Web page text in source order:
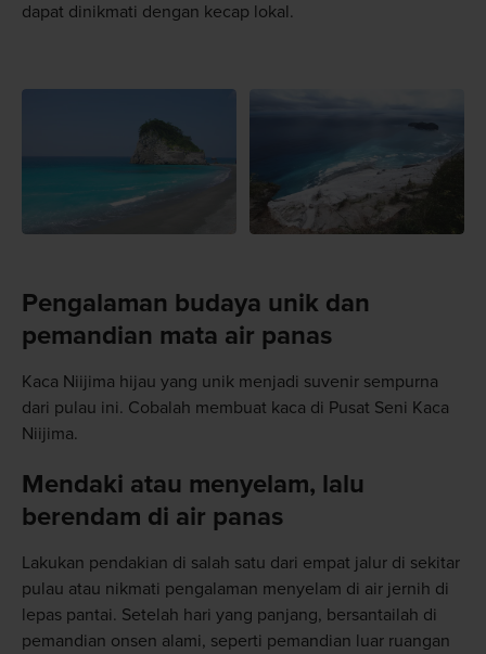
dapat dinikmati dengan kecap lokal.
Pengalaman budaya unik dan
pemandian mata air panas
Kaca Niijima hijau yang unik menjadi suvenir sempurna
dari pulau ini. Cobalah membuat kaca di Pusat Seni Kaca
Niijima.
Mendaki atau menyelam, lalu
berendam di air panas
Lakukan pendakian di salah satu dari empat jalur di sekitar
pulau atau nikmati pengalaman menyelam di air jernih di
lepas pantai. Setelah hari yang panjang, bersantailah di
pemandian onsen alami, seperti pemandian luar ruangan